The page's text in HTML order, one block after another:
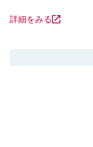
詳細をみる